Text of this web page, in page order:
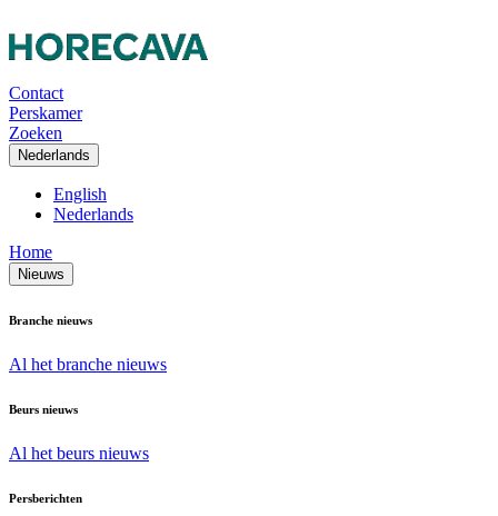
Contact
Perskamer
Zoeken
Nederlands
English
Nederlands
Home
Nieuws
Branche nieuws
Al het branche nieuws
Beurs nieuws
Al het beurs nieuws
Persberichten